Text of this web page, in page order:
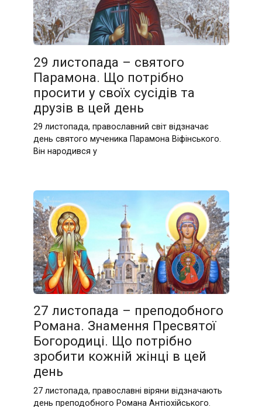
29 листопада – святого
Парамона. Що потрібно
просити у своїх сусідів та
друзів в цей день
29 листопада, православний світ відзначає
день святого мученика Парамона Віфінського.
Він народився у
27 листопада – преподобного
Романа. Знамення Пресвятої
Богородиці. Що потрібно
зробити кожній жінці в цей
день
27 листопада, православні віряни відзначають
день преподобного Романа Антіохійського.